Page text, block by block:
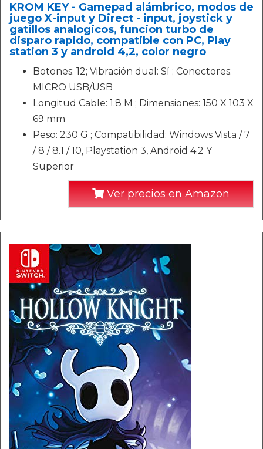
KROM KEY - Gamepad alámbrico, modos de
juego X-input y Direct - input, joystick y
gatillos analogicos, funcion turbo de
disparo rapido, compatible con PC, Play
station 3 y android 4,2, color negro
Botones: 12; Vibración dual: Sí ; Conectores:
MICRO USB/USB
Longitud Cable: 1.8 M ; Dimensiones: 150 X 103 X
69 mm
Peso: 230 G ; Compatibilidad: Windows Vista / 7
/ 8 / 8.1 / 10, Playstation 3, Android 4.2 Y
Superior
Ver precios en Amazon